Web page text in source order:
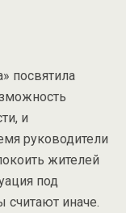
посвятила
и
руководители
жителей
под
считают иначе.